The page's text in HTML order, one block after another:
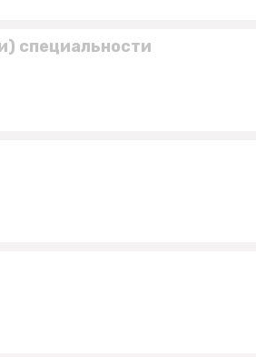
специальности